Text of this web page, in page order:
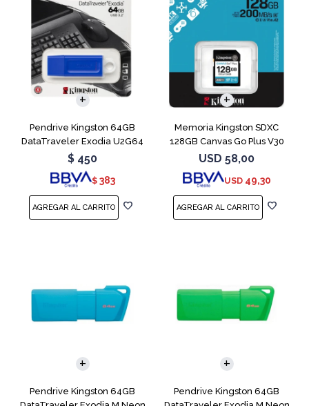
Pendrive Kingston 64GB
DataTraveler Exodia U2G64
Blue
$ 450
$ 383
Memoria Kingston SDXC
128GB Canvas Go Plus V30
USD 58,00
USD 49,30
Pendrive Kingston 64GB
Pendrive Kingston 64GB